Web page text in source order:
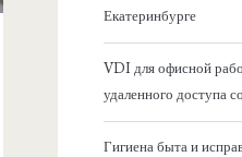
Екатеринбурге
VDI для офисной
удаленного доступа
Гигиена быта и